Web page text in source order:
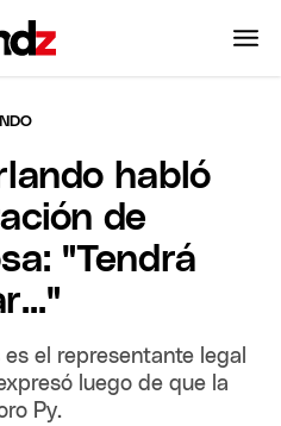
habló
de
"Tendrá
el representante legal
luego de que la
Py.